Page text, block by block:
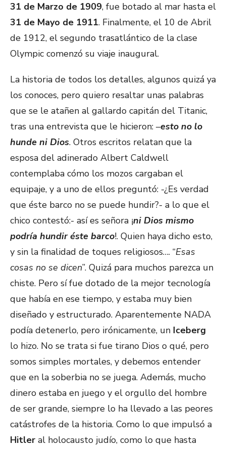
31 de Marzo de 1909, fue botado al mar hasta el
31 de Mayo de 1911. Finalmente, el 10 de Abril
de 1912, el segundo trasatlántico de la clase
Olympic comenzó su viaje inaugural.
La historia de todos los detalles, algunos quizá ya
los conoces, pero quiero resaltar unas palabras
que se le atañen al gallardo capitán del Titanic,
tras una entrevista que le hicieron: –esto no lo
hunde ni Dios. Otros escritos relatan que la
esposa del adinerado Albert Caldwell
contemplaba cómo los mozos cargaban el
equipaje, y a uno de ellos preguntó: -¿Es verdad
que éste barco no se puede hundir?- a lo que el
chico contestó:- así es señora ¡ni Dios mismo
podría hundir éste barco!. Quien haya dicho esto,
y sin la finalidad de toques religiosos…. “Esas
cosas no se dicen”. Quizá para muchos parezca un
chiste. Pero sí fue dotado de la mejor tecnología
que había en ese tiempo, y estaba muy bien
diseñado y estructurado. Aparentemente NADA
podía detenerlo, pero irónicamente, un Iceberg
lo hizo. No se trata si fue tirano Dios o qué, pero
somos simples mortales, y debemos entender
que en la soberbia no se juega. Además, mucho
dinero estaba en juego y el orgullo del hombre
de ser grande, siempre lo ha llevado a las peores
catástrofes de la historia. Como lo que impulsó a
Hitler al holocausto judío, como lo que hasta